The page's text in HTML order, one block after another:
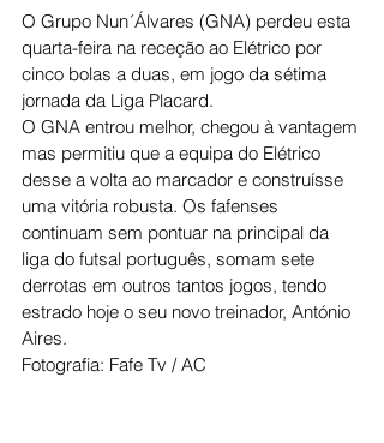
O Grupo Nun´Álvares (GNA) perdeu esta
quarta-feira na receção ao Elétrico por
cinco bolas a duas, em jogo da sétima
jornada da Liga Placard.
O GNA entrou melhor, chegou à vantagem
mas permitiu que a equipa do Elétrico
desse a volta ao marcador e construísse
uma vitória robusta. Os fafenses
continuam sem pontuar na principal da
liga do futsal português, somam sete
derrotas em outros tantos jogos, tendo
estrado hoje o seu novo treinador, António
Aires.
Fotografia: Fafe Tv / AC